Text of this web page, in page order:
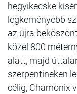
hegyikecske
legkeményebb
az újra
közel 800
alatt, majd
szerpentineken
célig, Chamonix